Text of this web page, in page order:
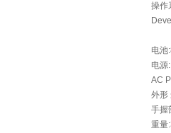
操作
电池
电源
AC
外形
手握
重量